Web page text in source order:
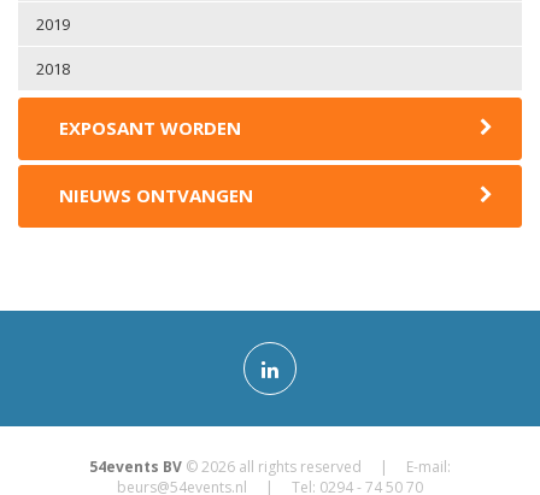
2019
2018
EXPOSANT WORDEN
NIEUWS ONTVANGEN
54events BV © 2026 all rights reserved | E-mail:
beurs@54events.nl | Tel: 0294 - 74 50 70